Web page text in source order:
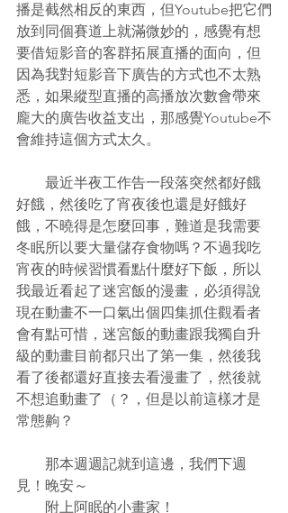
播是截然相反的東西，但Youtube把它們
放到同個賽道上就滿微妙的，感覺有想
要借短影音的客群拓展直播的面向，但
因為我對短影音下廣告的方式也不太熟
悉，如果縱型直播的高播放次數會帶來
龐大的廣告收益支出，那感覺Youtube不
會維持這個方式太久。
最近半夜工作告一段落突然都好餓
好餓，然後吃了宵夜後也還是好餓好
餓，不曉得是怎麼回事，難道是我需要
冬眠所以要大量儲存食物嗎？不過我吃
宵夜的時候習慣看點什麼好下飯，所以
我最近看起了迷宮飯的漫畫，必須得說
現在動畫不一口氣出個四集抓住觀看者
會有點可惜，迷宮飯的動畫跟我獨自升
級的動畫目前都只出了第一集，然後我
看了後都還好直接去看漫畫了，然後就
不想追動畫了（？，但是以前這樣才是
常態齁？
那本週週記就到這邊，我們下週
見！晚安～
附上阿眠的小畫家！